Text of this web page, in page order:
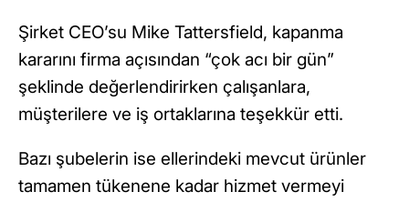
Şirket CEO’su Mike Tattersfield, kapanma
kararını firma açısından “çok acı bir gün”
şeklinde değerlendirirken çalışanlara,
müşterilere ve iş ortaklarına teşekkür etti.
Bazı şubelerin ise ellerindeki mevcut ürünler
tamamen tükenene kadar hizmet vermeyi